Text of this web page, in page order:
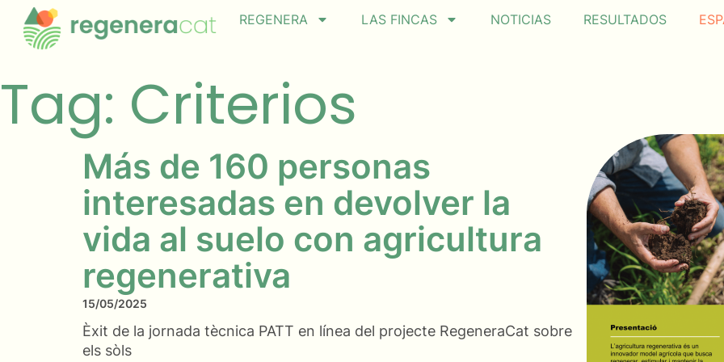
REGENERA LAS FINCAS NOTICIAS RESULTADOS
Tag: Criterios
Más de 160 personas
interesadas en devolver la
vida al suelo con agricultura
regenerativa
15/05/2025
Èxit de la jornada tècnica PATT en línea del projecte RegeneraCat sobre
els sòls